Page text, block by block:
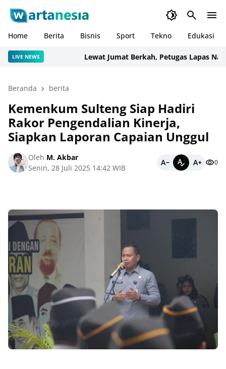
Home Berita Bisnis Sport Tekno Edukasi
LIVE NEWS Lewat Jumat Berkah, Petugas Lapas
Beranda berita
Kemenkum Sulteng Siap Hadiri
Rakor Pengendalian Kinerja,
Siapkan Laporan Capaian Unggul
Oleh M. Akbar
Senin, 28 Juli 2025 14:42 WIB
0